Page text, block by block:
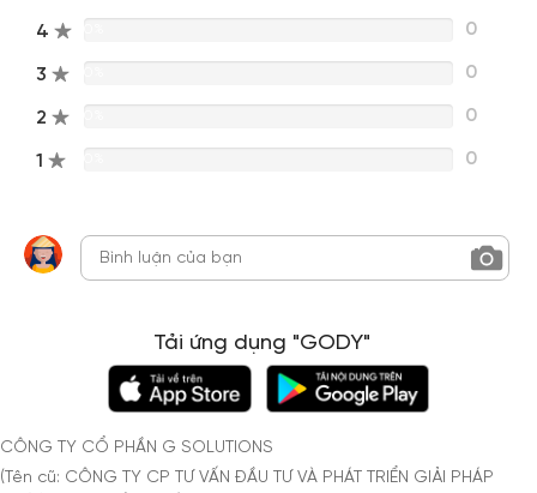
4 0
3 0
2 0
1 0
Tải ứng dụng "GODY"
CÔNG TY CỔ PHẦN G SOLUTIONS
(Tên cũ: CÔNG TY CP TƯ VẤN ĐẦU TƯ VÀ PHÁT TRIỂN GIẢI PHÁP